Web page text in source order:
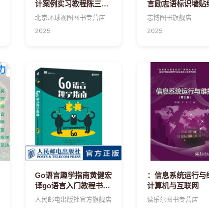
计案例实习教程陈三明
陆文超谢家雯地质
北京环球视图图书专营店
2025
言励志语标识墙贴
室文化语录激励警
志博图书旗舰店
2025
Go语言趣学指南黄健宏
译go语言入门教程书籍
go程序设计语言实战编
人民邮电出版社官方旗舰店
：信息系统运行与
计算机与互联网
读乐尔图书专营店